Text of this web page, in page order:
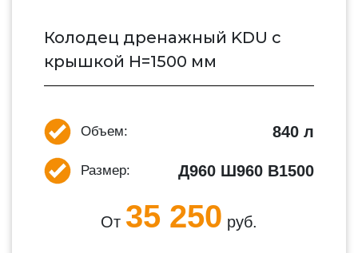
Колодец дренажный KDU с
крышкой H=1500 мм
Объем: 840 л
Размер: Д960 Ш960 В1500
От 35 250 руб.